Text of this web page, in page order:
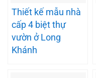
Thiết kế mẫu nhà
cấp 4 biệt thự
vườn ở Long
Khánh